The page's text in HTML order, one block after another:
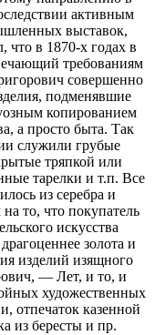
активным
выставок,
что в 1870-х годах в
требованиям
совершенно
подменявшие
копированием
а просто быта. Так
служили грубые
тряпкой или
тарелки и т.п. Все
из серебра и
то, что покупатель
искусства
золота и
изделий изящного
— Лет, и то, и
художественных
отпечаток казенной
из бересты и пр.